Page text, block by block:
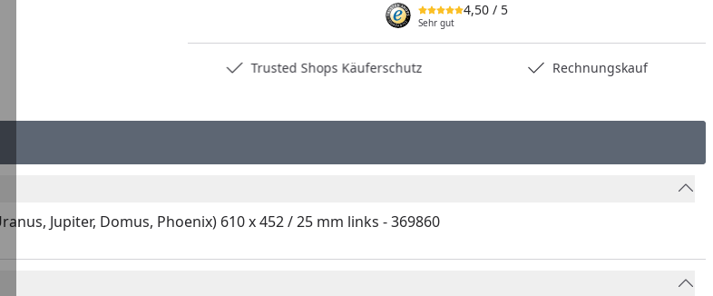
4,50 / 5
Sehr gut
Trusted Shops Käuferschutz Rechnungskauf
Jupiter, Domus, Phoenix) 610 x 452 / 25 mm links - 369860